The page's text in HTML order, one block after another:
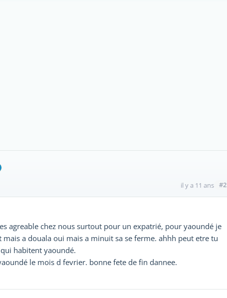
il y a 11 ans #2
agreable chez nous surtout pour un expatrié, pour yaoundé je
mais a douala oui mais a minuit sa se ferme. ahhh peut etre tu
habitent yaoundé.
le mois d fevrier. bonne fete de fin dannee.